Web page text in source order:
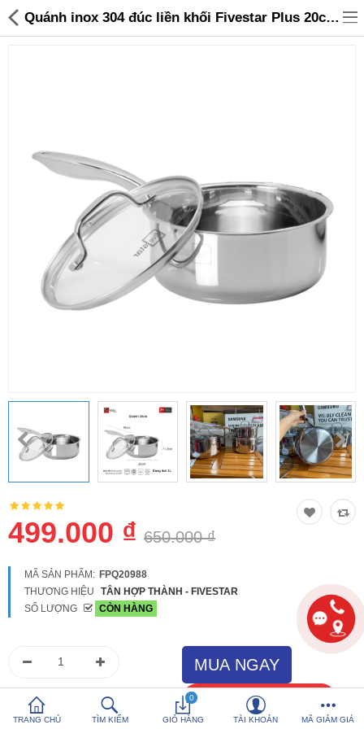
Điện gia dụng
Đồ chơi trẻ em
Sản phẩm khác
So sánh Yêu thích (0)
Hotline: 0816 505 655
Tải App SanHangRe nhận Quà
TRANG CHỦ TÌM KIẾM
0
GIỎ HÀNG TÀI KHOẢN MÃ GIẢM GIÁ
Quánh inox 304 đúc liền khối Fivestar Plus 20cm bảo hành 25 năm - 499,000 | Sanhangre
499.000 ₫ 650.000 ₫
MÃ SẢN PHẨM: FPQ20988
THƯƠNG HIỆU
TÂN HỢP THÀNH - FIVESTAR
SỐ LƯỢNG
CÒN HÀNG